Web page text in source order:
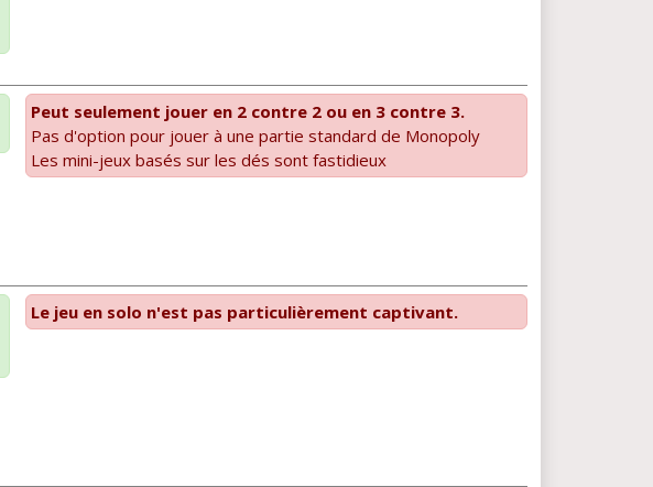
Peut seulement jouer en 2 contre 2 ou en 3 contre 3.
Pas d'option pour jouer à une partie standard de Monopoly
Les mini-jeux basés sur les dés sont fastidieux
Le jeu en solo n'est pas particulièrement captivant.